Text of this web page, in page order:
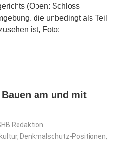
(Oben: Schloss
die unbedingt als Teil
ist, Foto:
am und mit
Redaktion
, Denkmalschutz-Positionen,